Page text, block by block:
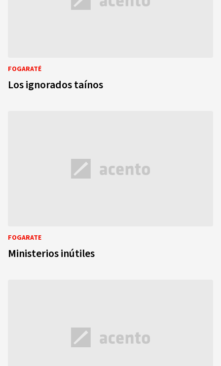
FOGARATÉ
Los ignorados taínos
FOGARATE
Ministerios inútiles